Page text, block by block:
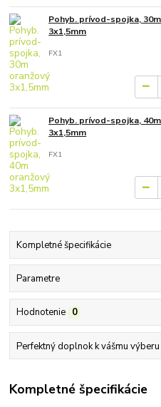
Pohyb. prívod-spojka,
3x1,5mm
FX1
Pohyb. prívod-spojka,
3x1,5mm
FX1
Kompletné špecifikácie
Parametre
Hodnotenie 0
Perfektný doplnok k vášmu výberu
Kompletné špecifikácie